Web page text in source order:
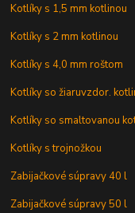
Kotlíky s 1,5 mm kotlinou
Kotlíky s 2 mm kotlinou
Kotlíky s 4,0 mm roštom
Kotlíky so žiaruvzdor.
Kotlíky so smaltovanou
Kotlíky s trojnožkou
Zabijačkové súpravy 40 l
Zabijačkové súpravy 50 l